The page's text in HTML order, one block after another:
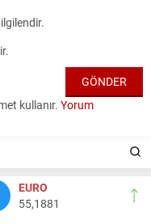
EURO
55,1881
kullanır. Yorum